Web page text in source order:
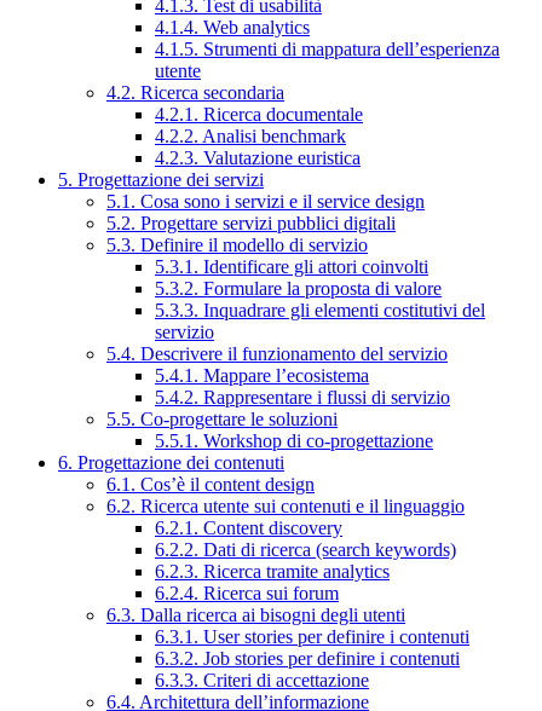
4.1.3. Test di usabilità
4.1.4. Web analytics
4.1.5. Strumenti di mappatura dell’esperienza
utente
4.2. Ricerca secondaria
4.2.1. Ricerca documentale
4.2.2. Analisi benchmark
4.2.3. Valutazione euristica
5. Progettazione dei servizi
5.1. Cosa sono i servizi e il service design
5.2. Progettare servizi pubblici digitali
5.3. Definire il modello di servizio
5.3.1. Identificare gli attori coinvolti
5.3.2. Formulare la proposta di valore
5.3.3. Inquadrare gli elementi costitutivi del
servizio
5.4. Descrivere il funzionamento del servizio
5.4.1. Mappare l’ecosistema
5.4.2. Rappresentare i flussi di servizio
5.5. Co-progettare le soluzioni
5.5.1. Workshop di co-progettazione
6. Progettazione dei contenuti
6.1. Cos’è il content design
6.2. Ricerca utente sui contenuti e il linguaggio
6.2.1. Content discovery
6.2.2. Dati di ricerca (search keywords)
6.2.3. Ricerca tramite analytics
6.2.4. Ricerca sui forum
6.3. Dalla ricerca ai bisogni degli utenti
6.3.1. User stories per definire i contenuti
6.3.2. Job stories per definire i contenuti
6.3.3. Criteri di accettazione
6.4. Architettura dell’informazione